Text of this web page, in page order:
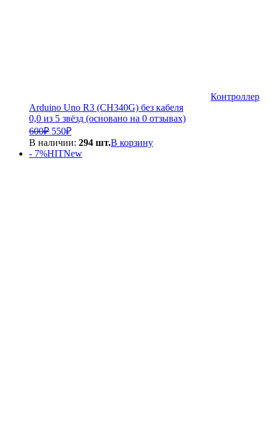
Контроллер
Arduino Uno R3 (CH340G) без кабеля
0,0 из 5 звёзд (основано на 0 отзывах)
600₽ Первоначальная
цена
составляла
550₽Текущая
цена:
550₽.
В наличии: 294 шт.В корзину
- 7%HITNew